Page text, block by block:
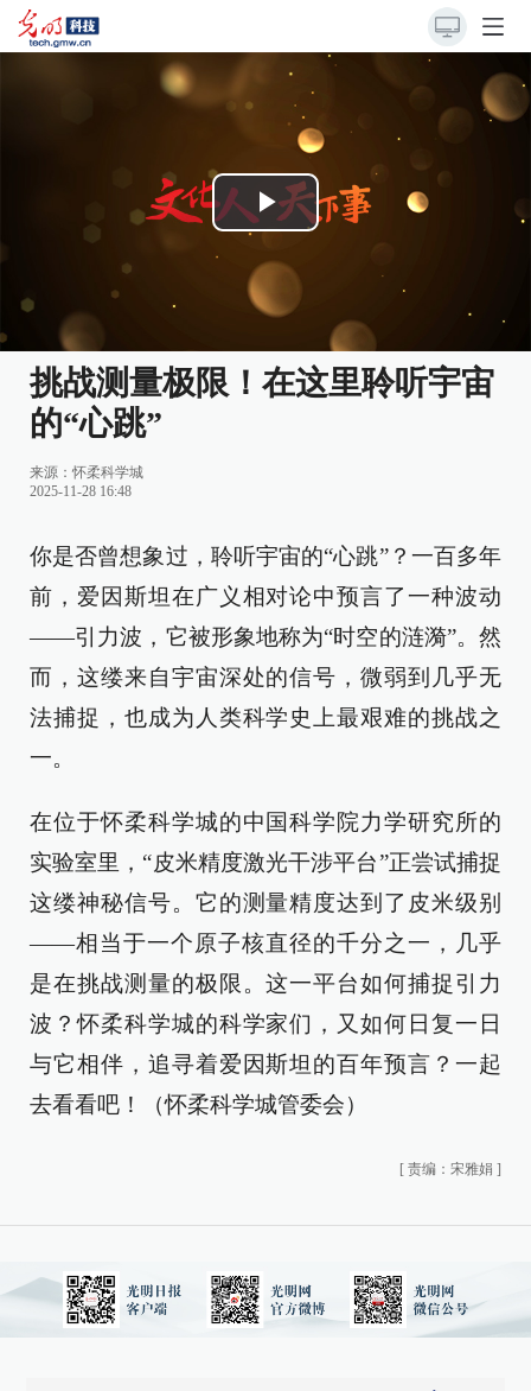
Play
Video
挑战测量极限！在这里聆听宇宙
的“心跳”
来源：怀柔科学城
2025-11-28 16:48
你是否曾想象过，聆听宇宙的“心跳”？一百多年
前，爱因斯坦在广义相对论中预言了一种波动
——引力波，它被形象地称为“时空的涟漪”。然
而，这缕来自宇宙深处的信号，微弱到几乎无
法捕捉，也成为人类科学史上最艰难的挑战之
一。
在位于怀柔科学城的中国科学院力学研究所的
实验室里，“皮米精度激光干涉平台”正尝试捕捉
这缕神秘信号。它的测量精度达到了皮米级别
——相当于一个原子核直径的千分之一，几乎
是在挑战测量的极限。这一平台如何捕捉引力
波？怀柔科学城的科学家们，又如何日复一日
与它相伴，追寻着爱因斯坦的百年预言？一起
去看看吧！（怀柔科学城管委会）
[ 责编：宋雅娟 ]